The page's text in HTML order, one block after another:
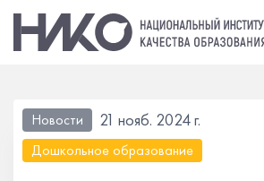
Новости 21 нояб. 2024 г.
Дошкольное образование